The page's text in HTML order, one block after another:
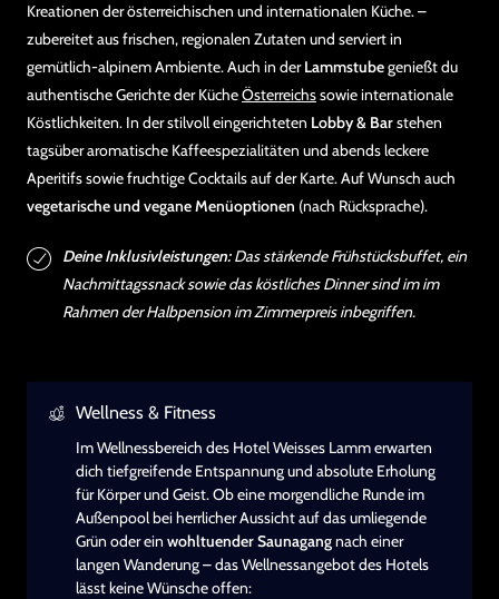
Kreationen der österreichischen und internationalen Küche. –
zubereitet aus frischen, regionalen Zutaten und serviert in
gemütlich-alpinem Ambiente. Auch in derLammstubegenießt du
authentische Gerichte der KücheÖsterreichssowie internationale
Köstlichkeiten. In der stilvoll eingerichteten Lobby & Barstehen
tagsüber aromatische Kaffeespezialitäten und abends leckere
Aperitifs sowie fruchtige Cocktails auf der Karte. Auf Wunsch auch
vegetarische und vegane Menüoptionen (nach Rücksprache).
Deine Inklusivleistungen:Das stärkende Frühstücksbuffet, ein
Nachmittagssnack sowie das köstliches Dinner sind im im
Rahmen der Halbpension im Zimmerpreis inbegriffen.
Wellness & Fitness
Im Wellnessbereich des Hotel Weisses Lamm erwarten
dich tiefgreifende Entspannung und absolute Erholung
für Körper und Geist. Ob eine morgendliche Runde im
Außenpool bei herrlicher Aussicht auf das umliegende
Grün oder ein wohltuender Saunagangnach einer
langen Wanderung – das Wellnessangebot des Hotels
lässt keine Wünsche offen: